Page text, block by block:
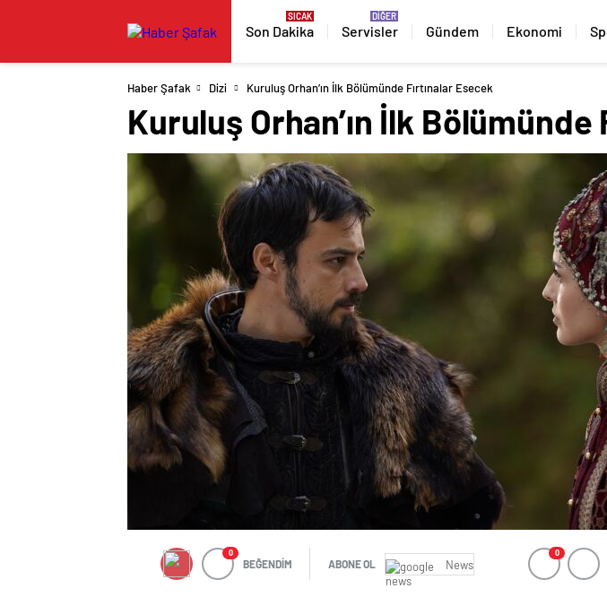
Son Dakika Servisler Gündem Ekonomi
Haber Şafak Dizi Kuruluş Orhan’ın İlk Bölümünde Fırtınalar Esecek
Kuruluş Orhan’ın İlk Bölümünde
0
BEĞENDİM ABONE OL News
0